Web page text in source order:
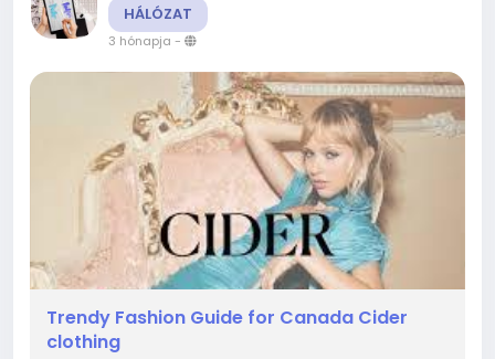
HÁLÓZAT
3 hónapja -
Trendy Fashion Guide for Canada Cider
clothing